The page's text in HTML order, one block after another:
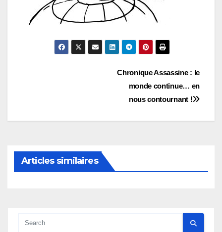
l’article
Chronique Assassine : le
monde continue… en
nous contournant !
Articles similaires